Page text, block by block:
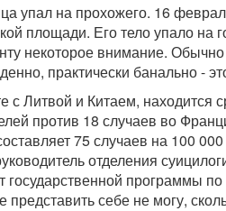
упал на прохожего. 16
площади. Его тело упало на
некоторое внимание.
практически банально -
Литвой и Китаем,
против 18 случаев во
75 случаев на 100
отделения
программы
себе не могу,